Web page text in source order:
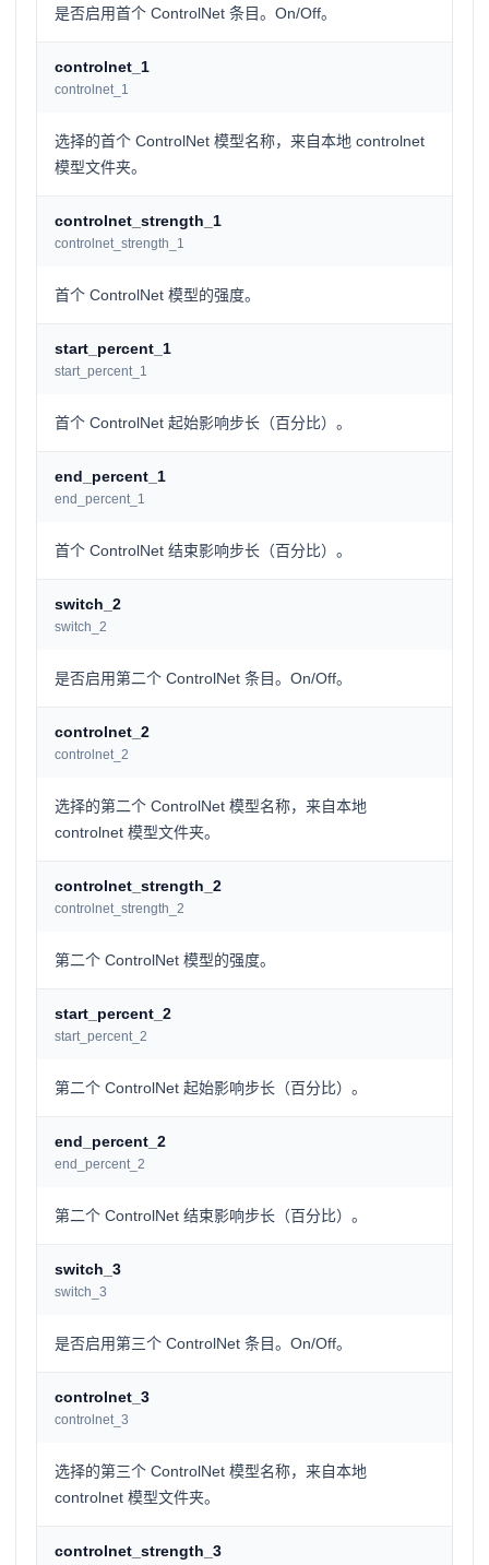
是否启用首个 ControlNet 条目。On/Off。
controlnet_1
controlnet_1
选择的首个 ControlNet 模型名称，来自本地 controlnet
模型文件夹。
controlnet_strength_1
controlnet_strength_1
首个 ControlNet 模型的强度。
start_percent_1
start_percent_1
首个 ControlNet 起始影响步长（百分比）。
end_percent_1
end_percent_1
首个 ControlNet 结束影响步长（百分比）。
switch_2
switch_2
是否启用第二个 ControlNet 条目。On/Off。
controlnet_2
controlnet_2
选择的第二个 ControlNet 模型名称，来自本地
controlnet 模型文件夹。
controlnet_strength_2
controlnet_strength_2
第二个 ControlNet 模型的强度。
start_percent_2
start_percent_2
第二个 ControlNet 起始影响步长（百分比）。
end_percent_2
end_percent_2
第二个 ControlNet 结束影响步长（百分比）。
switch_3
switch_3
是否启用第三个 ControlNet 条目。On/Off。
controlnet_3
controlnet_3
选择的第三个 ControlNet 模型名称，来自本地
controlnet 模型文件夹。
controlnet_strength_3